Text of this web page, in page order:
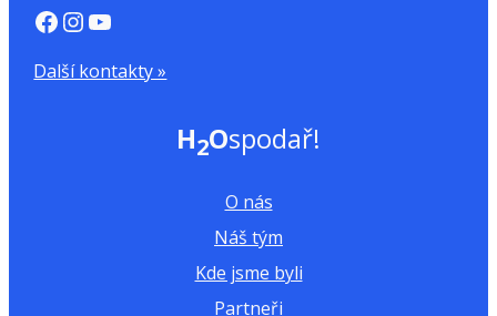
https://www.facebook.com/H2Ospodar InstagramYouTube
Další kontakty »
H2Ospodař!
O nás
Náš tým
Kde jsme byli
Partneři